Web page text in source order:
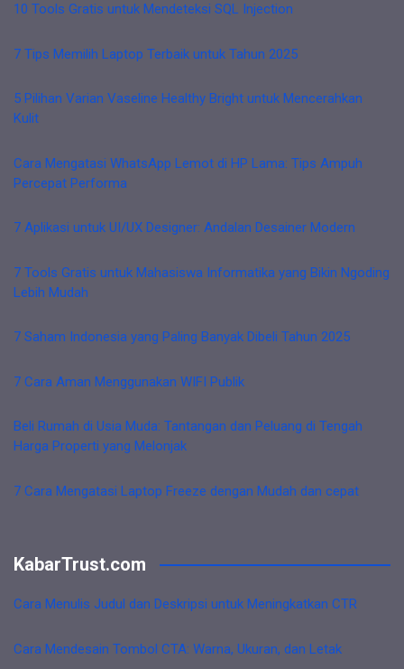
10 Tools Gratis untuk Mendeteksi SQL Injection
7 Tips Memilih Laptop Terbaik untuk Tahun 2025
5 Pilihan Varian Vaseline Healthy Bright untuk Mencerahkan
Kulit
Cara Mengatasi WhatsApp Lemot di HP Lama: Tips Ampuh
Percepat Performa
7 Aplikasi untuk UI/UX Designer: Andalan Desainer Modern
7 Tools Gratis untuk Mahasiswa Informatika yang Bikin Ngoding
Lebih Mudah
7 Saham Indonesia yang Paling Banyak Dibeli Tahun 2025
7 Cara Aman Menggunakan WIFI Publik
Beli Rumah di Usia Muda: Tantangan dan Peluang di Tengah
Harga Properti yang Melonjak
7 Cara Mengatasi Laptop Freeze dengan Mudah dan cepat
KabarTrust.com
Cara Menulis Judul dan Deskripsi untuk Meningkatkan CTR
Cara Mendesain Tombol CTA: Warna, Ukuran, dan Letak